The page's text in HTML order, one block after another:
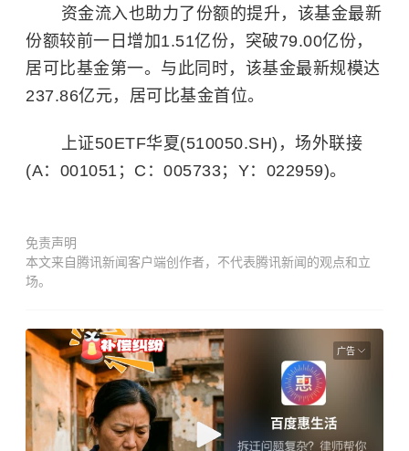
资金流入也助力了份额的提升，该基金最新
份额较前一日增加1.51亿份，突破79.00亿份，
居可比基金第一。与此同时，该基金最新规模达
237.86亿元，居可比基金首位。
上证50ETF华夏(510050.SH)，场外联接
(A：001051；C：005733；Y：022959)。
免责声明
本文来自腾讯新闻客户端创作者，不代表腾讯新闻的观点和立
场。
广告